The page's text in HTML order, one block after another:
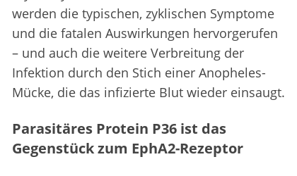
werden die typischen, zyklischen Symptome
und die fatalen Auswirkungen hervorgerufen
– und auch die weitere Verbreitung der
Infektion durch den Stich einer Anopheles-
Mücke, die das infizierte Blut wieder einsaugt.
Parasitäres Protein P36 ist das
Gegenstück zum EphA2-Rezeptor